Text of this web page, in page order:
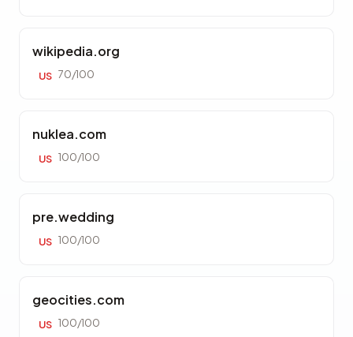
wikipedia.org
US 70/100
nuklea.com
US 100/100
pre.wedding
US 100/100
geocities.com
US 100/100